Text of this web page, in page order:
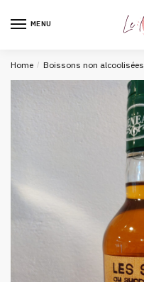
MENU
Home / Boissons non alcoolisées